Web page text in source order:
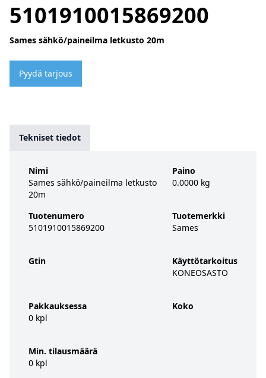
5101910015869200
Sames sähkö/paineilma letkusto 20m
Pyydä tarjous
Tekniset tiedot
Nimi
Sames sähkö/paineilma letkusto
20m
Tuotenumero
5101910015869200
Gtin
Pakkauksessa
0 kpl
Min. tilausmäärä
0 kpl
Paino
0.0000 kg
Tuotemerkki
Sames
Käyttötarkoitus
KONEOSASTO
Koko